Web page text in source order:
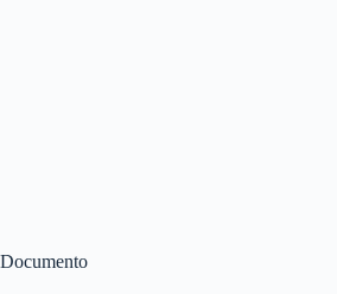
Documento